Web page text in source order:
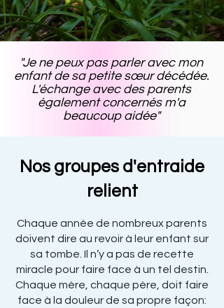
"Je ne peux pas parler avec mon
enfant de sa petite sœur décédée.
L'échange avec des parents
également concernés m'a
beaucoup aidée"
Chaque année de nombreux parents
doivent dire au revoir à leur enfant sur
sa tombe. Il n’y a pas de recette
miracle pour faire face à un tel destin.
Chaque mère, chaque père, doit faire
face à la douleur de sa propre façon:
Nos groupes d'entraide
relient